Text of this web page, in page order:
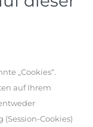
„Cookies“.
auf Ihrem
Cookies)